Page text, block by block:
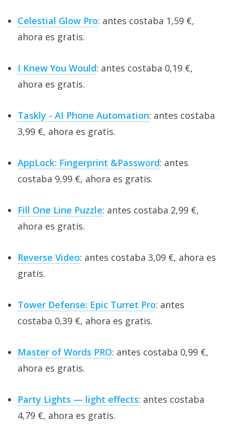
Celestial Glow Pro: antes costaba 1,59 €,
ahora es gratis.
I Knew You Would: antes costaba 0,19 €,
ahora es gratis.
Taskly - AI Phone Automation: antes costaba
3,99 €, ahora es gratis.
AppLock: Fingerprint &Password: antes
costaba 9,99 €, ahora es gratis.
Fill One Line Puzzle: antes costaba 2,99 €,
ahora es gratis.
Reverse Video: antes costaba 3,09 €, ahora es
gratis.
Tower Defense: Epic Turret Pro: antes
costaba 0,39 €, ahora es gratis.
Master of Words PRO: antes costaba 0,99 €,
ahora es gratis.
Party Lights — light effects: antes costaba
4,79 €, ahora es gratis.